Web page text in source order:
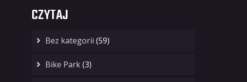
CZYTAJ
Bez kategorii (59)
Bike Park(3)